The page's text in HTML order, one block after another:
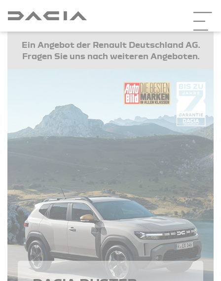
Ein Angebot der Renault Deutschland AG.
Fragen Sie uns nach weiteren Angeboten.